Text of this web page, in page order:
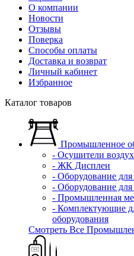
О компании
Новости
Отзывы
Поверка
Способы оплаты
Доставка и возврат
Личный кабинет
Избранное
Каталог товаров
Промышленное
- Осушители
- ЖК Дисплеи
- Оборудование
- Оборудование для
- Промышленная
- Комплектующие
оборудования
Смотреть Все